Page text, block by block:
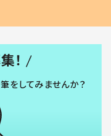
！
をしてみませんか？